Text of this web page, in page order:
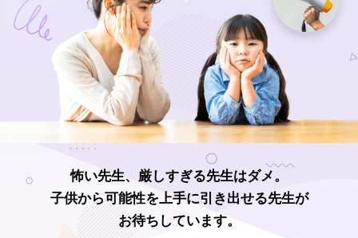
怖い先生、厳しすぎる先生はダメ。
子供から可能性を上手に引き出せる先生が
お待ちしています。